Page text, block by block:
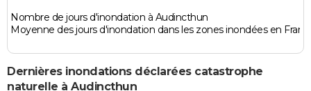
Nombre de jours d'inondation à Audincthun
Moyenne des jours d'inondation dans les zones inondées en
Dernières inondations déclarées catastrophe
naturelle à Audincthun